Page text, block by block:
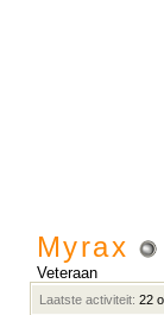
Myrax
Veteraan
Laatste activiteit: 22